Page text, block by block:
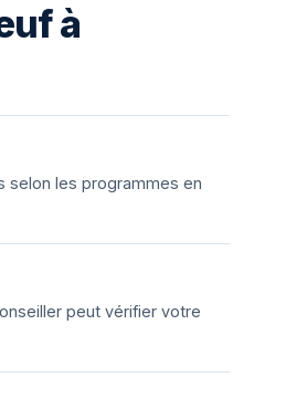
à
selon les programmes en
peut vérifier votre